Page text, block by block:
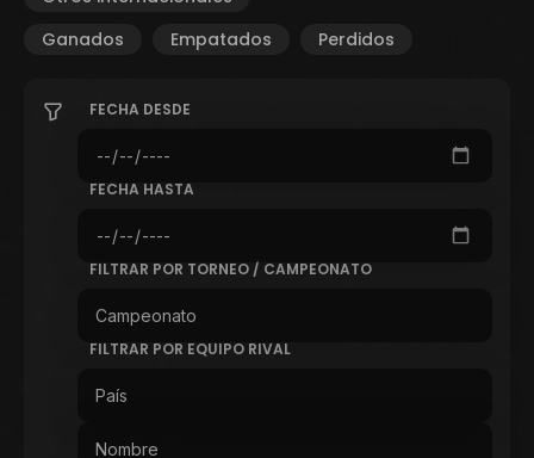
Ganados
Empatados Perdidos
FECHA DESDE
FECHA HASTA
FILTRAR POR TORNEO / CAMPEONATO
FILTRAR POR EQUIPO RIVAL